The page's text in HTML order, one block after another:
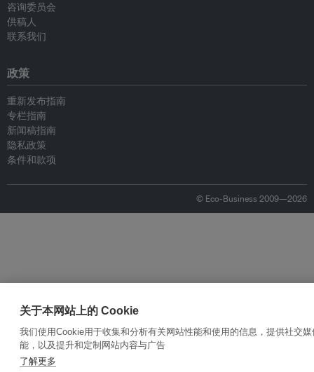
咨询委员会
供稿人
联系我们
政策
重新发布指南
专栏指南
新闻稿指南
隐私政策
条件和款项
© Eco-Business 2009—2026
关于本网站上的 Cookie
我们使用Cookie用于收集和分析有关网站性能和使用的信息，提供社交媒
能，以及提升和定制网站内容与广告
了解更多